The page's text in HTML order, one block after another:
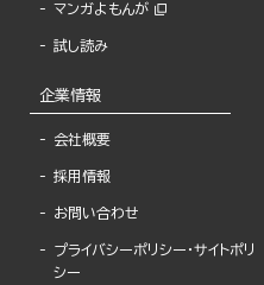
マンガよもんが
試し読み
企業情報
会社概要
採用情報
お問い合わせ
プライバシーポリシー・サイトポリ
シー